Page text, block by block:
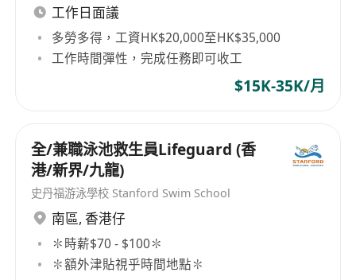
工作日面議
多勞多得，工資HK$20,000至HK$35,000
工作時間彈性，完成任務即可收工
$15K-35K/月
全/兼職泳池救生員Lifeguard (香
港/新界/九龍)
史丹福游泳學校 Stanford Swim School
南區, 香港仔
✽時薪$70 - $100✽
✽額外津貼視乎時間地點✽